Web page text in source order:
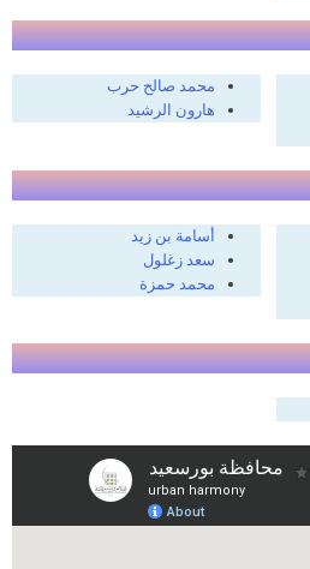
محمد صالح حرب
هارون الرشيد
أسامة بن زيد
سعد زغلول
محمد حمزة